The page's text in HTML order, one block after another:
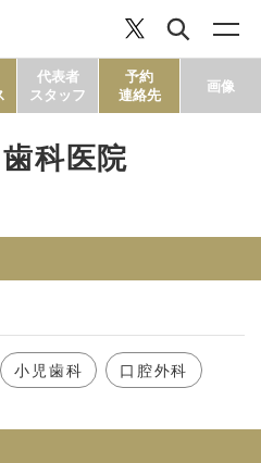
ェック
代表者
スタッフ
予約
連絡先
画像
科医院
小児歯科 口腔外科